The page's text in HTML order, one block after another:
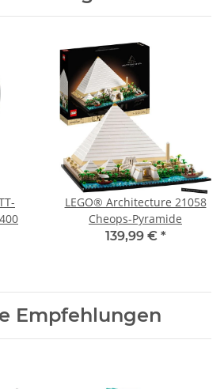
LEGO® Architecture 21058
Cheops-Pyramide
139,99 € *
Empfehlungen